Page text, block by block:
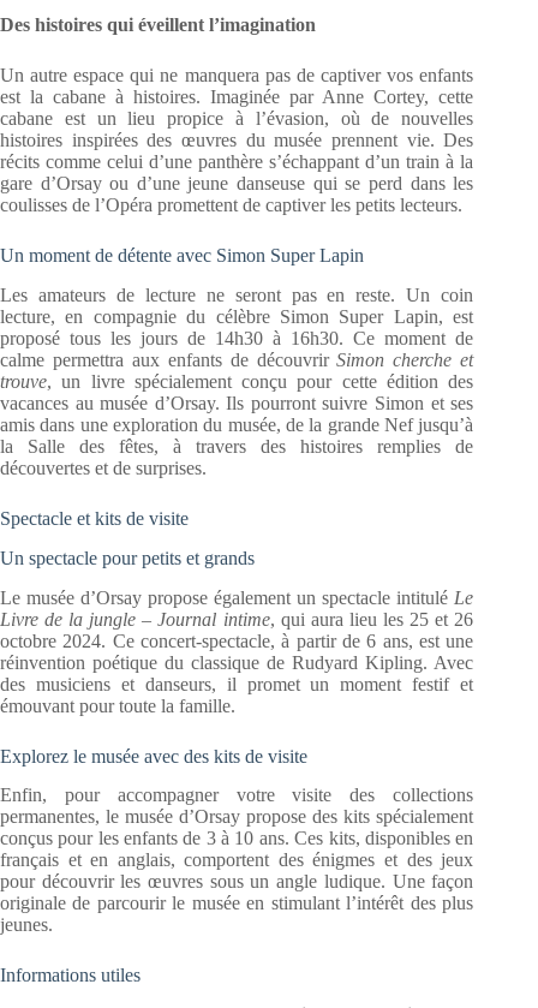
Des histoires qui éveillent l’imagination
Un autre espace qui ne manquera pas de captiver vos enfants
est la cabane à histoires. Imaginée par Anne Cortey, cette
cabane est un lieu propice à l’évasion, où de nouvelles
histoires inspirées des œuvres du musée prennent vie. Des
récits comme celui d’une panthère s’échappant d’un train à la
gare d’Orsay ou d’une jeune danseuse qui se perd dans les
coulisses de l’Opéra promettent de captiver les petits lecteurs.
Un moment de détente avec Simon Super Lapin
Les amateurs de lecture ne seront pas en reste. Un coin
lecture, en compagnie du célèbre Simon Super Lapin, est
proposé tous les jours de 14h30 à 16h30. Ce moment de
calme permettra aux enfants de découvrirSimon cherche et
trouve, un livre spécialement conçu pour cette édition des
vacances au musée d’Orsay. Ils pourront suivre Simon et ses
amis dans une exploration du musée, de la grande Nef jusqu’à
la Salle des fêtes, à travers des histoires remplies de
découvertes et de surprises.
Spectacle et kits de visite
Un spectacle pour petits et grands
Le musée d’Orsay propose également un spectacle intitulé Le
Livre de la jungle – Journal intime, qui aura lieu les 25 et 26
octobre 2024. Ce concert-spectacle, à partir de 6 ans, est une
réinvention poétique du classique de Rudyard Kipling. Avec
des musiciens et danseurs, il promet un moment festif et
émouvant pour toute la famille.
Explorez le musée avec des kits de visite
Enfin, pour accompagner votre visite des collections
permanentes, le musée d’Orsay propose des kits spécialement
conçus pour les enfants de 3 à 10 ans. Ces kits, disponibles en
français et en anglais, comportent des énigmes et des jeux
pour découvrir les œuvres sous un angle ludique. Une façon
originale de parcourir le musée en stimulant l’intérêt des plus
jeunes.
Informations utiles